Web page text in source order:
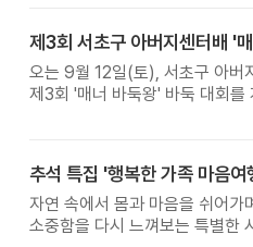
오는 9월 12일(토), 서초구 아버
제3회 '매너 바둑왕' 바둑 대회를
추석 특집 '행복한 가족 마음여
자연 속에서 몸과 마음을 쉬어가
소중함을 다시 느껴보는 특별한